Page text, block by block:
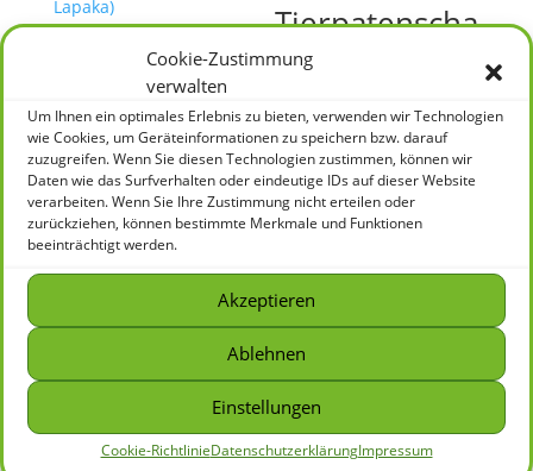
Cookie-Zustimmung
verwalten
Um Ihnen ein optimales Erlebnis zu bieten, verwenden wir Technologien
wie Cookies, um Geräteinformationen zu speichern bzw. darauf
zuzugreifen. Wenn Sie diesen Technologien zustimmen, können wir
Daten wie das Surfverhalten oder eindeutige IDs auf dieser Website
verarbeiten. Wenn Sie Ihre Zustimmung nicht erteilen oder
zurückziehen, können bestimmte Merkmale und Funktionen
beeinträchtigt werden.
Akzeptieren
Ablehnen
Einstellungen
Cookie-RichtlinieDatenschutzerklärungImpressum
Tierpatenscha
ft 2 🤍❤️❤️ für
Monti (Alpaka
/ Lapaka)
50,00€
Tierpatenscha
ft 3 ❤️❤️❤️ für
Clara (Alpaka)
75,00€
Tierpatenscha
ft 1 🤍🤍🤍🤍
❤️ für Michl
(Esel)
Tierpatenscha
ft 1 🤍🤍🤍🤍
❤️ für Maja
(Alpaka)